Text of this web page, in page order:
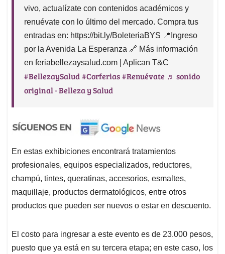
vivo, actualízate con contenidos académicos y
renuévate con lo último del mercado. Compra tus
entradas en: https://bit.ly/BoleteriaBYS 📍Ingreso
por la Avenida La Esperanza 🔗 Más información
en feriabellezaysalud.com | Aplican T&C
#BellezaySalud#Corferias#Renuévate ♬ sonido
original - Belleza y Salud
En estas exhibiciones encontrará tratamientos
profesionales, equipos especializados, reductores,
champú, tintes, queratinas, accesorios, esmaltes,
maquillaje, productos dermatológicos, entre otros
productos que pueden ser nuevos o estar en descuento.
El costo para ingresar a este evento es de 23.000 pesos,
puesto que ya está en su tercera etapa; en este caso, los